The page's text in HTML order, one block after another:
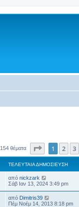
154 θέματα Σελίδα1 από
1 2 3
ΤΕΛΕΥΤΑΊΑ ΔΗΜΟΣΊΕΥΣΗ
από nickzark
Σάβ Ιαν 13, 2024 3:49 pm
από Dimitris39
Πέμ Νοέμ 14, 2013 8:18 pm